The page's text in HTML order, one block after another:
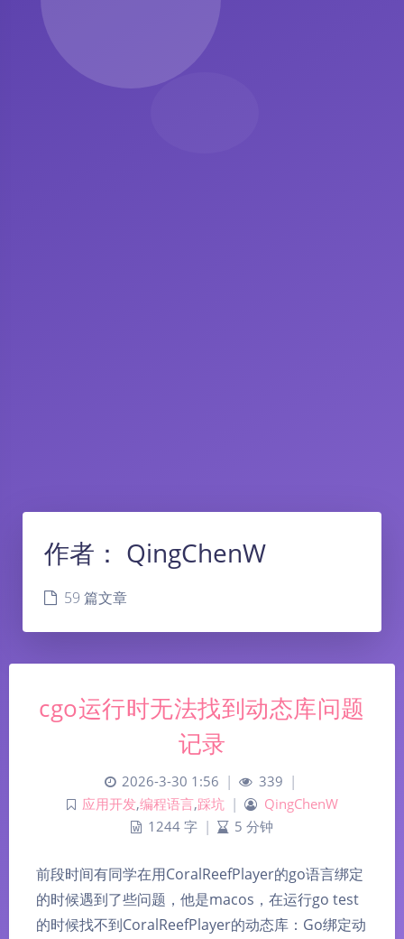
作者： QingChenW
59 篇文章
cgo运行时无法找到动态库问题
记录
2026-3-30 1:56 | 339 |
应用开发,编程语言,踩坑 |
QingChenW
1244 字 | 5 分钟
前段时间有同学在用CoralReefPlayer的go语言绑定
的时候遇到了些问题，他是macos，在运行go test
的时候找不到CoralReefPlayer的动态库：Go绑定动